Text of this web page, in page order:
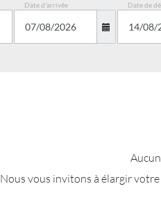
Date d'arrivée Date de
Nous vous invitons à élargir